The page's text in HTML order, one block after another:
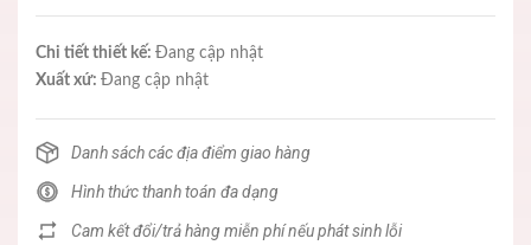
Chi tiết thiết kế: Đang cập nhật
Xuất xứ: Đang cập nhật
Danh sách các địa điểm giao hàng
Hình thức thanh toán đa dạng
Cam kết đổi/trả hàng miễn phí nếu phát sinh lỗi